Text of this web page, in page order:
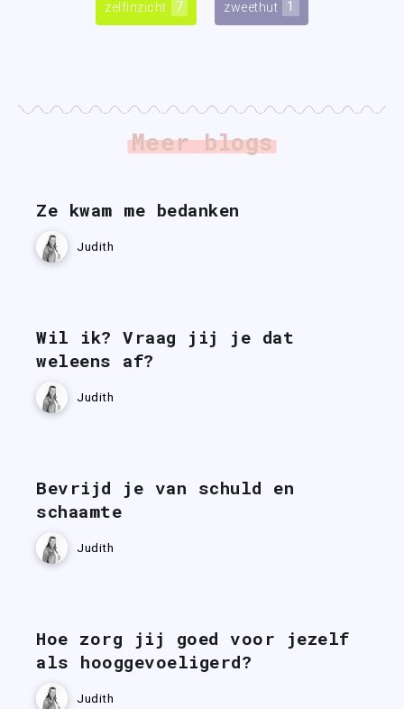
zelfinzicht 7 zweethut 1
Meer blogs
Ze kwam me bedanken
Judith
Wil ik? Vraag jij je dat
weleens af?
Judith
Bevrijd je van schuld en
schaamte
Judith
Hoe zorg jij goed voor jezelf
als hooggevoeligerd?
Judith